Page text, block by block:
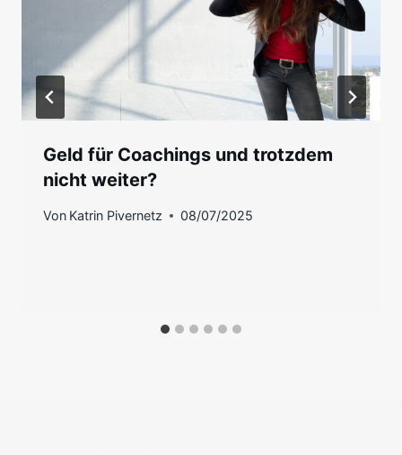
Geld für Coachings und trotzdem
nicht weiter?
Von Katrin Pivernetz 08/07/2025